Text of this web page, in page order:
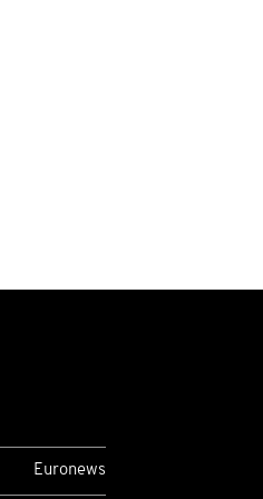
Euronews